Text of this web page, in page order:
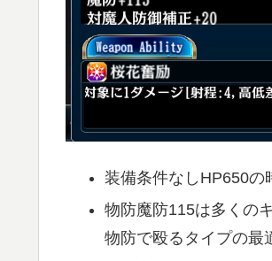
装備条件なしHP650の
物防魔防115は多くの
物防で殴るタイプの最